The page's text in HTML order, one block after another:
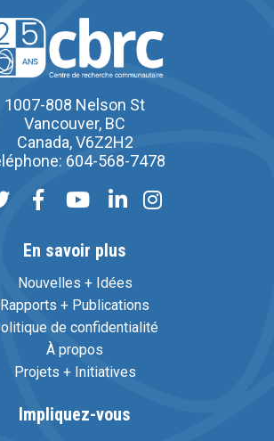
1007-808 Nelson St
Vancouver, BC
Canada, V6Z2H2
604-568-7478
En savoir plus
Nouvelles + Idées
Rapports + Publications
de confidentialité
À propos
Projets + Initiatives
Impliquez-vous